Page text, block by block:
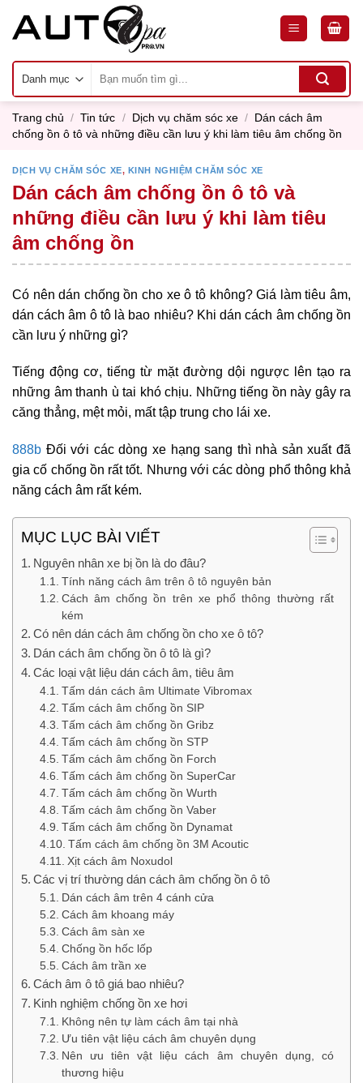
kiếm:
Trang chủ / Tin tức / Dịch vụ chăm sóc xe / Dán cách âm
chống ồn ô tô và những điều cần lưu ý khi làm tiêu âm chống ồn
DỊCH VỤ CHĂM SÓC XE, KINH NGHIỆM CHĂM SÓC XE
Dán cách âm chống ồn ô tô và
những điều cần lưu ý khi làm tiêu
âm chống ồn
Có nên dán chống ồn cho xe ô tô không? Giá làm tiêu âm,
dán cách âm ô tô là bao nhiêu? Khi dán cách âm chống ồn
cần lưu ý những gì?
Tiếng động cơ, tiếng từ mặt đường dội ngược lên tạo ra
những âm thanh ù tai khó chịu. Những tiếng ồn này gây ra
căng thẳng, mệt mỏi, mất tập trung cho lái xe.
888b Đối với các dòng xe hạng sang thì nhà sản xuất đã
gia cố chống ồn rất tốt. Nhưng với các dòng phổ thông khả
năng cách âm rất kém.
MỤC LỤC BÀI VIẾT
Nguyên nhân xe bị ồn là do đâu?
Tính năng cách âm trên ô tô nguyên bản
Cách âm chống ồn trên xe phổ thông thường rất
kém
Có nên dán cách âm chống ồn cho xe ô tô?
Dán cách âm chống ồn ô tô là gì?
Các loại vật liệu dán cách âm, tiêu âm
Tấm dán cách âm Ultimate Vibromax
Tấm cách âm chống ồn SIP
Tấm cách âm chống ồn Gribz
Tấm cách âm chống ồn STP
Tấm cách âm chống ồn Forch
Tấm cách âm chống ồn SuperCar
Tấm cách âm chống ồn Wurth
Tấm cách âm chống ồn Vaber
Tấm cách âm chống ồn Dynamat
Tấm cách âm chống ồn 3M Acoutic
Xịt cách âm Noxudol
Các vị trí thường dán cách âm chống ồn ô tô
Dán cách âm trên 4 cánh cửa
Cách âm khoang máy
Cách âm sàn xe
Chống ồn hốc lốp
Cách âm trần xe
Cách âm ô tô giá bao nhiêu?
Kinh nghiệm chống ồn xe hơi
Không nên tự làm cách âm tại nhà
Ưu tiên vật liệu cách âm chuyên dụng
Nên ưu tiên vật liệu cách âm chuyên dụng, có
thương hiệu